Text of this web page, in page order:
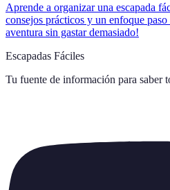
Aprende a organizar una escapada
consejos prácticos y un enfoque
aventura sin gastar demasiado!
Escapadas Fáciles
Tu fuente de información para saber